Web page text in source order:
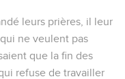
leurs prières, il leur
ne veulent pas
que la fin des
refuse de travailler